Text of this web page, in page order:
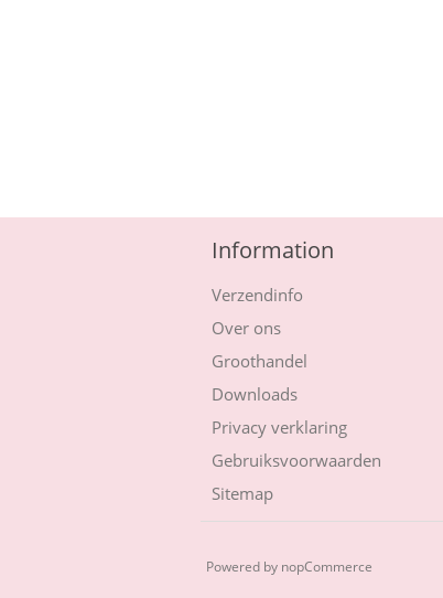
Information
Verzendinfo
Over ons
Groothandel
Downloads
Privacy verklaring
Gebruiksvoorwaarden
Sitemap
Powered by nopCommerce